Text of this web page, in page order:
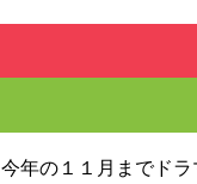
今年の１１月までドラ